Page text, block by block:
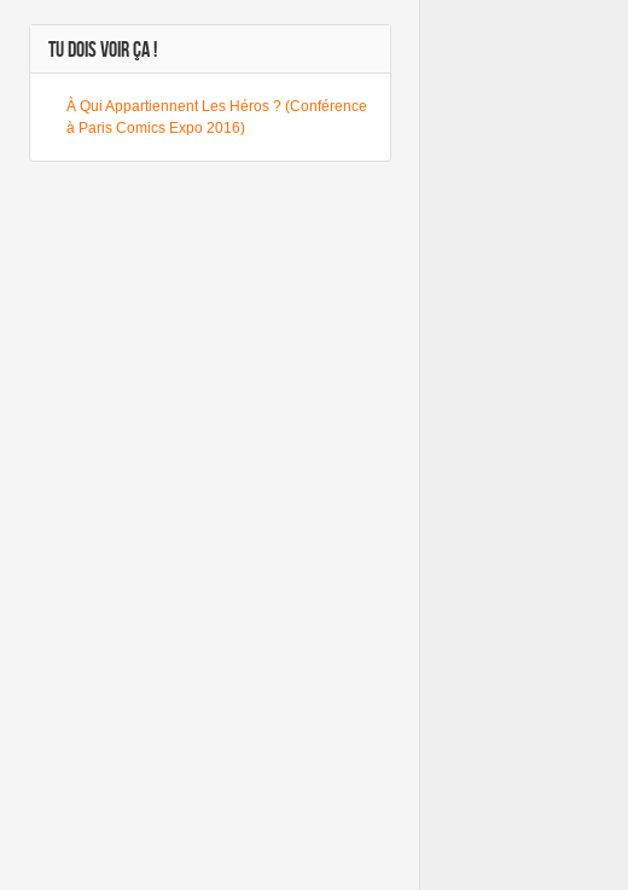
TU DOIS VOIR ÇA !
À Qui Appartiennent Les Héros ? (Conférence
à Paris Comics Expo 2016)